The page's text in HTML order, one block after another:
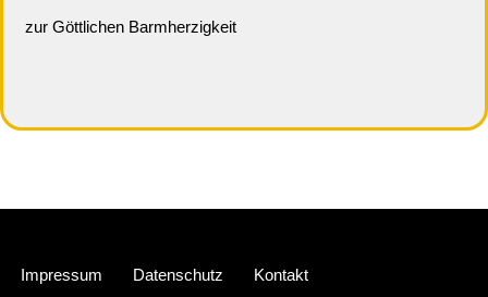
zur Göttlichen Barmherzigkeit
Impressum Datenschutz Kontakt